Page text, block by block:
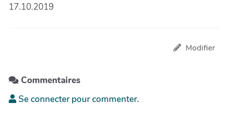
17.10.2019
Modifier
Commentaires
Se connecter pour commenter.